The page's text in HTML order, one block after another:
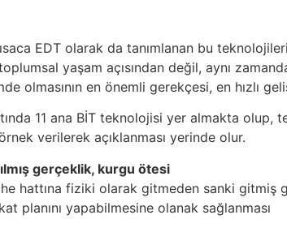
EDT olarak da tanımlanan bu
yaşam açısından değil, aynı
olmasının en önemli gerekçesi, en hızlı
11 ana BİT teknolojisi yer almakta olup,
verilerek açıklanması yerinde olur.
gerçeklik, kurgu ötesi
hattına fiziki olarak gitmeden sanki
planını yapabilmesine olanak sağlanması